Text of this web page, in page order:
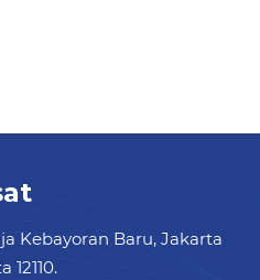
Kebayoran Baru, Jakarta
12110.